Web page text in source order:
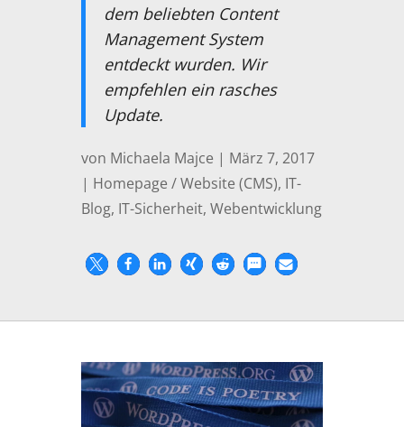
dem beliebten Content
Management System
entdeckt wurden. Wir
empfehlen ein rasches
Update.
von Michaela Majce | März 7, 2017
| Homepage / Website (CMS), IT-
Blog, IT-Sicherheit, Webentwicklung